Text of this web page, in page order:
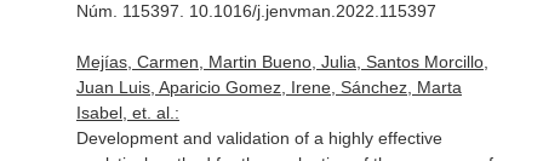
Núm. 115397. 10.1016/j.jenvman.2022.115397
Mejías, Carmen, Martin Bueno, Julia, Santos Morcillo,
Juan Luis, Aparicio Gomez, Irene, Sánchez, Marta
Isabel, et. al.:
Development and validation of a highly effective